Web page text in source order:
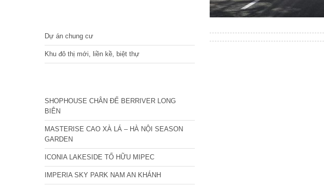
Dự án chung cư
Khu đô thị mới, liền kề, biệt thự
SHOPHOUSE CHÂN ĐẾ BERRIVER LONG
BIÊN
MASTERISE CAO XÀ LÁ – HÀ NỘI SEASON
GARDEN
ICONIA LAKESIDE TỐ HỮU MIPEC
IMPERIA SKY PARK NAM AN KHÁNH